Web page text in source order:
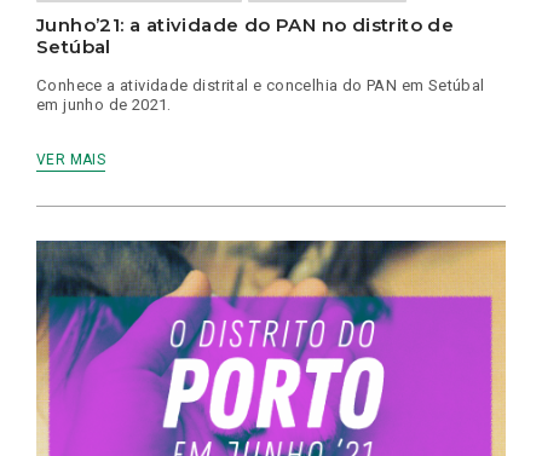
Junho’21: a atividade do PAN no distrito de
Setúbal
Conhece a atividade distrital e concelhia do PAN em Setúbal
em junho de 2021.
VER MAIS